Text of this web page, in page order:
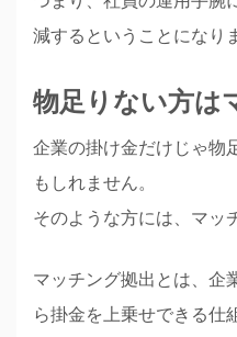
減するということになり
物足りない方は
企業の掛け金だけじゃ物
もしれません。
そのような方には、マッ
マッチング拠出とは、企
ら掛金を上乗せできる仕